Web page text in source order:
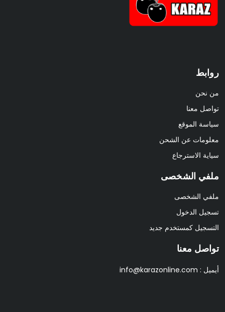
روابط
من نحن
تواصل معنا
سياسة الموقع
معلومات عن الشحن
سياية الاسترجاع
ملفي الشخصى
ملفي الشخصى
تسجيل الدخول
التسجيل كمستخدم جديد
تواصل معنا
أيميل : info@karazonline.com